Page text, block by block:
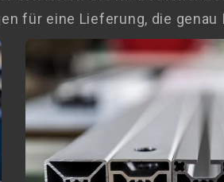
für eine Lieferung, die